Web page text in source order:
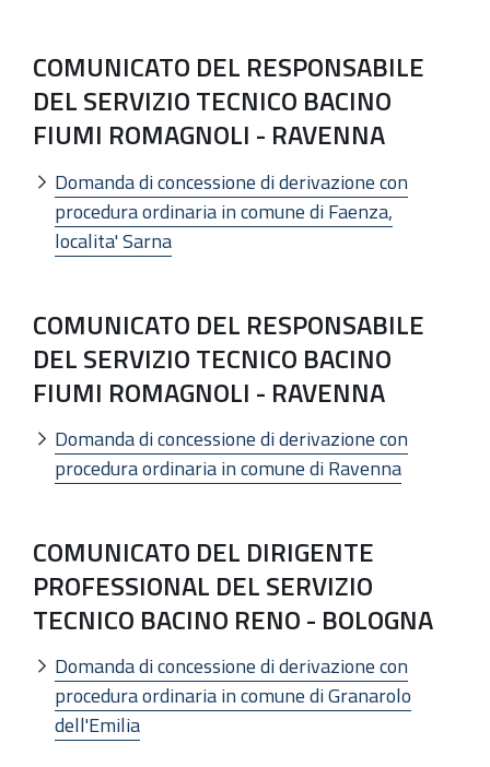
COMUNICATO DEL RESPONSABILE
DEL SERVIZIO TECNICO BACINO
FIUMI ROMAGNOLI - RAVENNA
Domanda di concessione di derivazione con
procedura ordinaria in comune di Faenza,
localita' Sarna
COMUNICATO DEL RESPONSABILE
DEL SERVIZIO TECNICO BACINO
FIUMI ROMAGNOLI - RAVENNA
Domanda di concessione di derivazione con
procedura ordinaria in comune di Ravenna
COMUNICATO DEL DIRIGENTE
PROFESSIONAL DEL SERVIZIO
TECNICO BACINO RENO - BOLOGNA
Domanda di concessione di derivazione con
procedura ordinaria in comune di Granarolo
dell'Emilia